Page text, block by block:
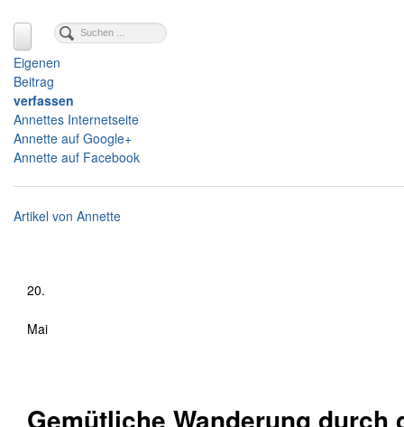
Eigenen
Beitrag
verfassen
Annettes Internetseite
Annette auf Google+
Annette auf Facebook
Artikel von Annette
20.
Mai
Gemütliche Wanderung durch